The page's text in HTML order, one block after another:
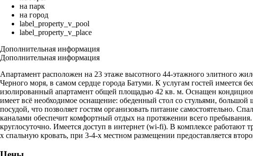
на парк
на город
label_property_v_pool
label_property_v_place
Дополнительная информация
Дополнительная информация
Апартамент расположен на 23 этаже высотного 44-этажного элитного
Черного моря, в самом сердце города Батуми. К услугам гостей имеется
изолированный апартамент общей площадью 42 кв. м. Оснащен
имеет всё необходимое оснащение: обеденный стол со стульями,
посудой, что позволяет гостям организовать питание самостоятельно.
каналами обеспечит комфортный отдых на протяжении всего
круглосуточно. Имеется доступ в интернет (wi-fi). В комплексе
х спальную кровать, при 3-4-х местном размещении предоставляется